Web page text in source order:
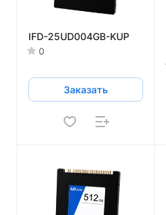
IFD-25UD004GB-KUP
0
Заказать